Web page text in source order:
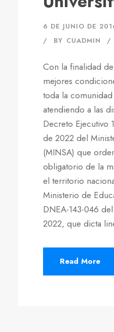
6 DE JUNIO DE
BY CUADMIN
Con la finalidad
mejores
toda la
atendiendo a las
Decreto Ejecutivo
de 2022 del
(MINSA) que
obligatorio de la
el territorio
Ministerio de
DNEA-143-046
2022, que dicta
Read More